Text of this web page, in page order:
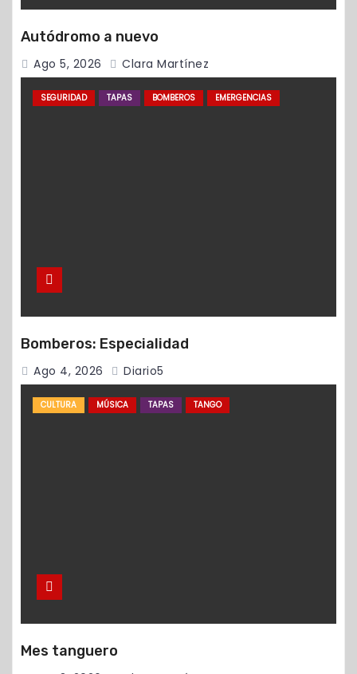
Autódromo a nuevo
Ago 5, 2026 Clara Martínez
SEGURIDAD TAPAS BOMBEROS EMERGENCIAS
Bomberos: Especialidad
Ago 4, 2026 Diario5
CULTURA MÚSICA TAPAS TANGO
Mes tanguero